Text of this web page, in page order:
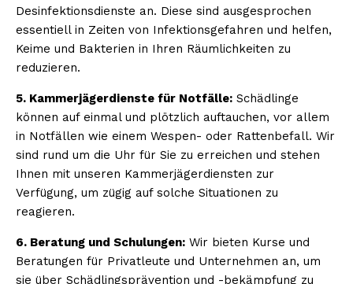
Desinfektionsdienste an. Diese sind ausgesprochen
essentiell in Zeiten von Infektionsgefahren und helfen,
Keime und Bakterien in Ihren Räumlichkeiten zu
reduzieren.
5. Kammerjägerdienste für Notfälle: Schädlinge
können auf einmal und plötzlich auftauchen, vor allem
in Notfällen wie einem Wespen- oder Rattenbefall. Wir
sind rund um die Uhr für Sie zu erreichen und stehen
Ihnen mit unseren Kammerjägerdiensten zur
Verfügung, um zügig auf solche Situationen zu
reagieren.
6. Beratung und Schulungen: Wir bieten Kurse und
Beratungen für Privatleute und Unternehmen an, um
sie über Schädlingsprävention und -bekämpfung zu